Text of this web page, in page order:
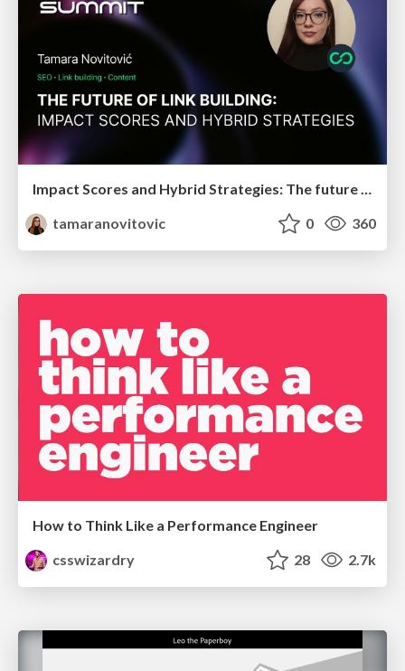
tamaranovitovic
0 360
How to Think Like a Performance Engineer
csswizardry
28 2.7k